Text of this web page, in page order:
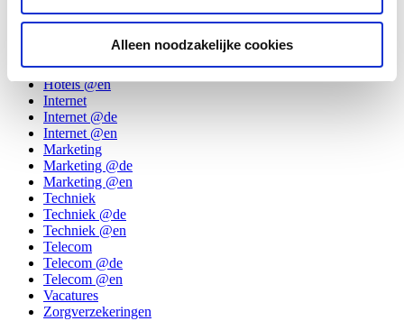
Alleen noodzakelijke cookies
Energie @en
Hotels @de
Hotels @en
Internet
Internet @de
Internet @en
Marketing
Marketing @de
Marketing @en
Techniek
Techniek @de
Techniek @en
Telecom
Telecom @de
Telecom @en
Vacatures
Zorgverzekeringen